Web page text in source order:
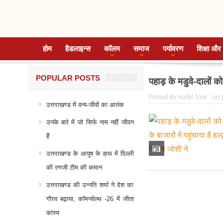
होम हैडलाइन्स कॉलम समाज पर्यावरण शिक्षा और
पहाड़ के मडुवे-दालों को
Posted By: Kafal Tree on:
POPULAR POSTS
उत्तराखण्ड में वन्य-जीवों का आतंक
उनके बारे में जो सिर्फ नाम नहीं जीवन
हैं
उत्तराखण्ड के आयुष के हाथ में दिल्ली
की रणजी टीम की कमान
उत्तराखण्ड की उन्नति शर्मा ने देश का
गौरव बढ़ाया, कॉमनवेल्थ -26 में जीता
कांस्य